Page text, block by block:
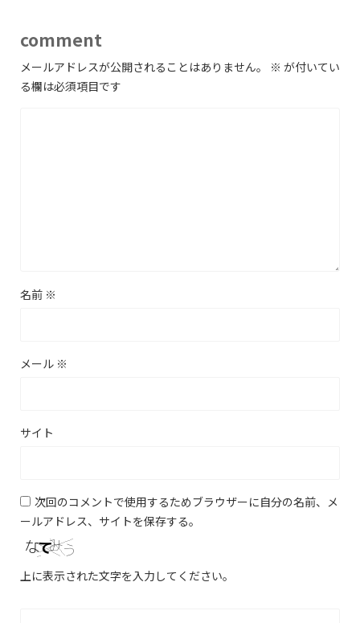
comment
メールアドレスが公開されることはありません。 ※ が付いてい
る欄は必須項目です
名前 ※
メール ※
サイト
次回のコメントで使用するためブラウザーに自分の名前、メ
ールアドレス、サイトを保存する。
上に表示された文字を入力してください。